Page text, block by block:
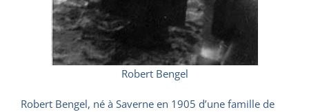
Robert Bengel
Robert Bengel, né à Saverne en 1905 d’une famille de